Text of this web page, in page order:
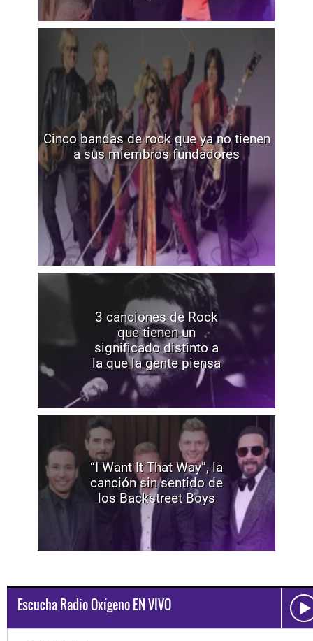
Cinco bandas de rock que ya no tienen
a sus miembros fundadores
3 canciones de Rock
que tienen un
significado distinto a
la que la gente piensa
“I Want It That Way”, la
canción sin sentido de
los Backstreet Boys
Escucha Radio Oxígeno EN VIVO